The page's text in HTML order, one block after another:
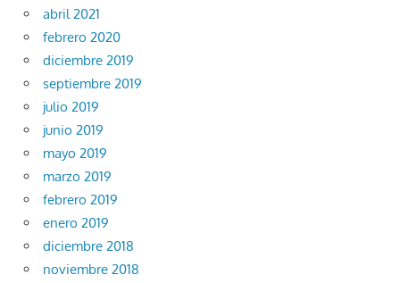
abril 2021
febrero 2020
diciembre 2019
septiembre 2019
julio 2019
junio 2019
mayo 2019
marzo 2019
febrero 2019
enero 2019
diciembre 2018
noviembre 2018